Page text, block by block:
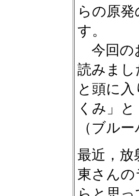
らの原
す。
今回の
読みまし
と頭に
くみ」
（ブル
最近，放
東さん